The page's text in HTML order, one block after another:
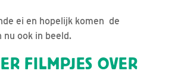
ei en hopelijk komen de
ook in beeld.
FILMPJES OVER